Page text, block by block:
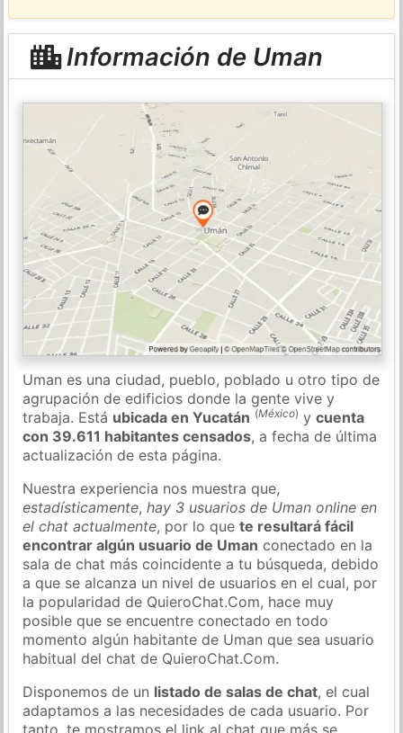
Información de Uman
Uman es una ciudad, pueblo, poblado u otro tipo de
agrupación de edificios donde la gente vive y
trabaja. Está ubicada en Yucatán (México) ycuenta
con 39.611 habitantes censados, a fecha de última
actualización de esta página.
Nuestra experiencia nos muestra que,
estadísticamente,hay 3 usuarios de Uman online en
el chat actualmente, por lo quete resultará fácil
encontrar algún usuario de Uman conectado en la
sala de chat más coincidente a tu búsqueda, debido
a que se alcanza un nivel de usuarios en el cual, por
la popularidad de QuieroChat.Com, hace muy
posible que se encuentre conectado en todo
momento algún habitante de Uman que sea usuario
habitual del chat de QuieroChat.Com.
Disponemos de un listado de salas de chat, el cual
adaptamos a las necesidades de cada usuario. Por
tanto, te mostramos el link al chat que más se